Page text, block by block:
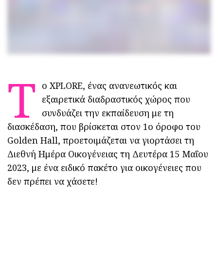
Τ
ο XPLORE, ένας ανανεωτικός και
εξαιρετικά διαδραστικός χώρος που
συνδυάζει την εκπαίδευση με τη
διασκέδαση, που βρίσκεται στον 1ο όροφο του
Golden Hall, προετοιμάζεται να γιορτάσει τη
Διεθνή Ημέρα Οικογένειας τη Δευτέρα 15 Μαΐου
2023, με ένα ειδικό πακέτο για οικογένειες που
δεν πρέπει να χάσετε!